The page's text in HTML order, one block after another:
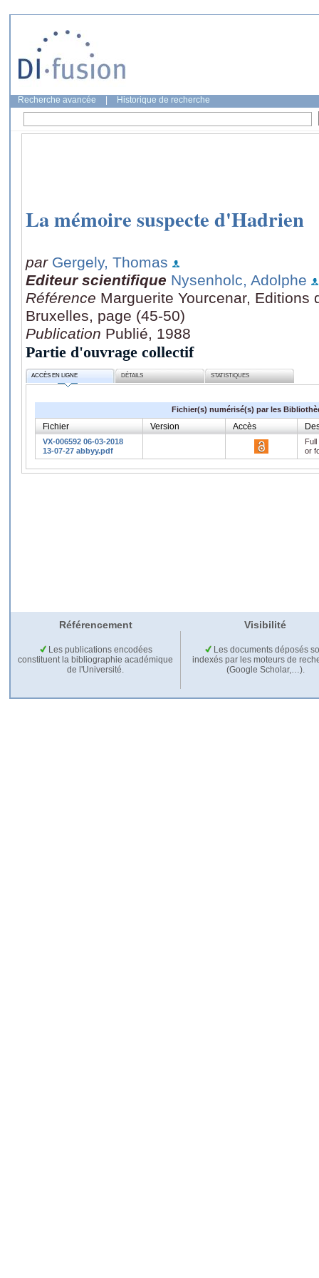
Recherche avancée Historique de recherche
La mémoire suspecte d'Hadrien
par Gergely, Thomas
Editeur scientifique Nysenholc, Adolphe
Référence Marguerite Yourcenar, Editions
Bruxelles, page (45-50)
Publication Publié, 1988
Partie d'ouvrage collectif
ACCÈS EN LIGNE DÉTAILS STATISTIQUES
Fichier(s) numérisé(s) par les
Fichier Version Accès
VX-006592 06-03-2018
13-07-27 abbyy.pdf
or
Référencement Visibilité
Les publications encodées
constituent la bibliographie académique
de l'Université.
Les documents déposés
indexés par les moteurs de
(Google Scholar,…).